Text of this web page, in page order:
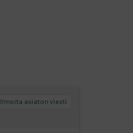
Ilmoita asiaton viesti